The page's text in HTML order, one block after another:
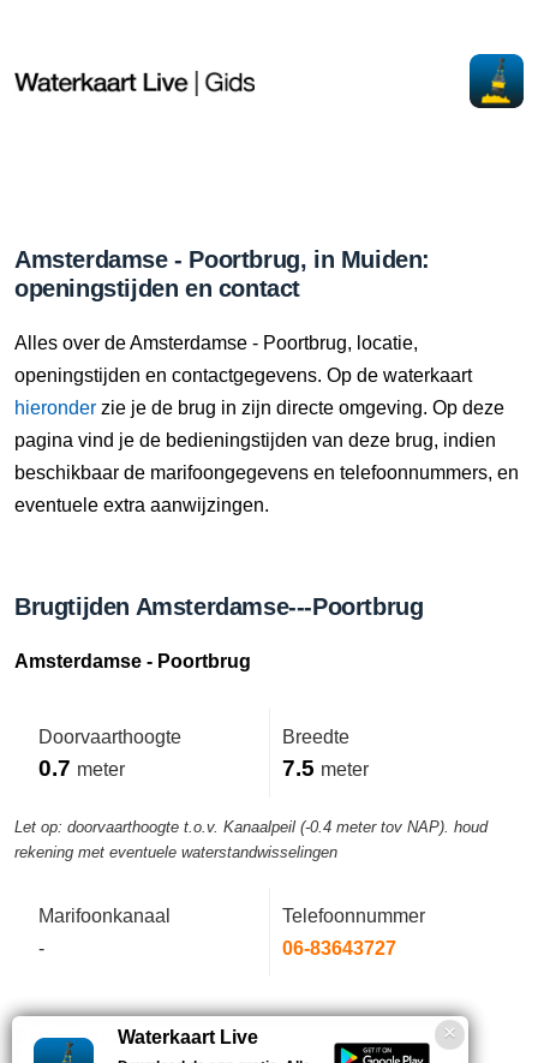
Amsterdamse - Poortbrug, in Muiden:
openingstijden en contact
Alles over de Amsterdamse - Poortbrug, locatie,
openingstijden en contactgegevens. Op de waterkaart
hieronder zie je de brug in zijn directe omgeving. Op deze
pagina vind je de bedieningstijden van deze brug, indien
beschikbaar de marifoongegevens en telefoonnummers, en
eventuele extra aanwijzingen.
Brugtijden Amsterdamse---Poortbrug
Amsterdamse - Poortbrug
Doorvaarthoogte
0.7 meter
Breedte
7.5 meter
Let op: doorvaarthoogte t.o.v. Kanaalpeil (-0.4 meter tov NAP). houd
rekening met eventuele waterstandwisselingen
Marifoonkanaal
-
Telefoonnummer
06-83643727
Bedientijden deze week
Waterkaart Live